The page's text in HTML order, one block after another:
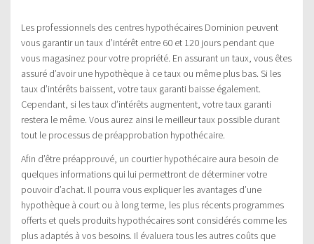
Les professionnels des centres hypothécaires Dominion peuvent
vous garantir un taux d’intérêt entre 60 et 120 jours pendant que
vous magasinez pour votre propriété. En assurant un taux, vous êtes
assuré d’avoir une hypothèque à ce taux ou même plus bas. Si les
taux d’intérêts baissent, votre taux garanti baisse également.
Cependant, si les taux d’intérêts augmentent, votre taux garanti
restera le même. Vous aurez ainsi le meilleur taux possible durant
tout le processus de préapprobation hypothécaire.
Afin d’être préapprouvé, un courtier hypothécaire aura besoin de
quelques informations qui lui permettront de déterminer votre
pouvoir d’achat. Il pourra vous expliquer les avantages d’une
hypothèque à court ou à long terme, les plus récents programmes
offerts et quels produits hypothécaires sont considérés comme les
plus adaptés à vos besoins. Il évaluera tous les autres coûts que